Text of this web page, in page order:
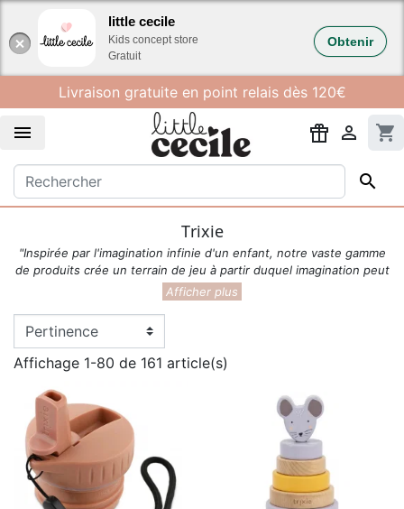
little cecile
Kids concept store
Gratuit
Obtenir
Livraison gratuite en point relais dès 120€
  shopping_cart

Trixie
"Inspirée par l'imagination infinie d'un enfant, notre vaste gamme
de produits crée un terrain de jeu à partir duquel imagination peut
s'envoler."
Imaginé depuis la Belgique, les produits Trixie sont doux et
dodo et l'école. Toutes les activités sont accompagnés par la
gamme qui suit l'ADN de la marque, à savoir durabilité, qualité,
protection de la planète et bien entendu être ludique et amusant !
Affichage 1-80 de 161 article(s)